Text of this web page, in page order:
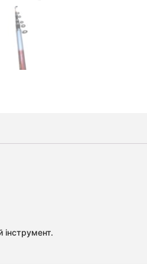
інструмент.